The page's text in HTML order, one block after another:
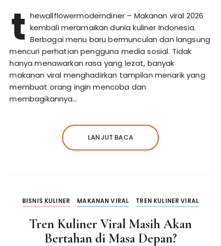
t hewallflowermoderndiner – Makanan viral 2026
kembali meramaikan dunia kuliner Indonesia.
Berbagai menu baru bermunculan dan langsung
mencuri perhatian pengguna media sosial. Tidak
hanya menawarkan rasa yang lezat, banyak
makanan viral menghadirkan tampilan menarik yang
membuat orang ingin mencoba dan
membagikannya…
LANJUT BACA
BISNIS KULINER MAKANAN VIRAL TREN KULINER VIRAL
Tren Kuliner Viral Masih Akan
Bertahan di Masa Depan?